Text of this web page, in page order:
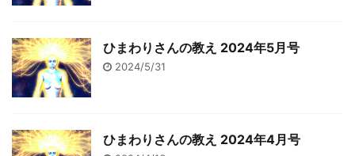
ひまわりさんの教え 2024年5月号
2024/5/31
ひまわりさんの教え 2024年4月号